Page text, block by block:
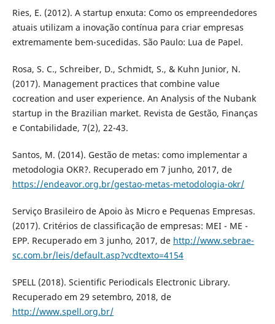
Ries, E. (2012). A startup enxuta: Como os empreendedores
atuais utilizam a inovação contínua para criar empresas
extremamente bem-sucedidas. São Paulo: Lua de Papel.
Rosa, S. C., Schreiber, D., Schmidt, S., & Kuhn Junior, N.
(2017). Management practices that combine value
cocreation and user experience. An Analysis of the Nubank
startup in the Brazilian market. Revista de Gestão, Finanças
e Contabilidade, 7(2), 22-43.
Santos, M. (2014). Gestão de metas: como implementar a
metodologia OKR?. Recuperado em 7 junho, 2017, de
https://endeavor.org.br/gestao-metas-metodologia-okr/
Serviço Brasileiro de Apoio às Micro e Pequenas Empresas.
(2017). Critérios de classificação de empresas: MEI - ME -
EPP. Recuperado em 3 junho, 2017, de http://www.sebrae-
sc.com.br/leis/default.asp?vcdtexto=4154
SPELL (2018). Scientific Periodicals Electronic Library.
Recuperado em 29 setembro, 2018, de
http://www.spell.org.br/